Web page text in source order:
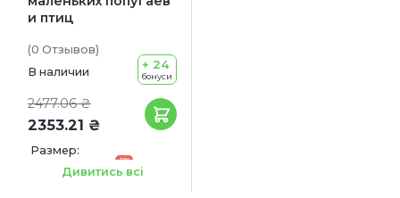
и птиц
(0 Отзывов)
В наличии
2477.06 ₴
2353.21 ₴
+ 24
бонуси
Размер:
-5%
44.5 х 25 х 45.5 см
Дивитись всі